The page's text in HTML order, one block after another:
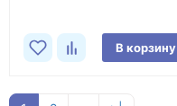
В корзину